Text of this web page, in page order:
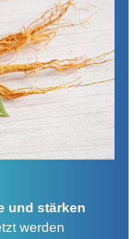
und stärken
werden